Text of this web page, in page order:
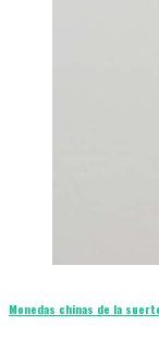
Monedas chinas de la